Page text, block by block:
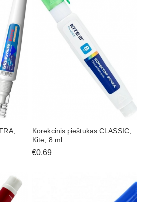
Korekcinis pieštukas CLASSIC,
Kite, 8 ml
€0.69